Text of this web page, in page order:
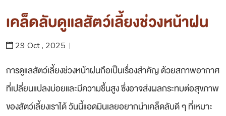
เคล็ดลับดูแลสัตว์เลี้ยงช่วงหน้าฝน
29 Oct , 2025
การดูแลสัตว์เลี้ยงช่วงหน้าฝนถือเป็นเรื่องสำคัญ ด้วยสภาพอากาศ
ที่เปลี่ยนแปลงบ่อยและมีความชื้นสูง ซึ่งอาจส่งผลกระทบต่อสุขภาพ
ของสัตว์เลี้ยงเราได้ วันนี้แอดมินเลยอยากนำเคล็ดลับดี ๆ ที่เหมาะ